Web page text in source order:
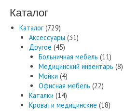
Каталог
Каталог (729)
Аксессуары (31)
Другое (45)
Больничная мебель (11)
Медицинский инвентарь (8)
Мойки (4)
Офисная мебель (22)
Каталки (14)
Кровати медицинские (18)